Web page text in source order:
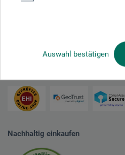
Auswahl bestätigen
Nachhaltig einkaufen